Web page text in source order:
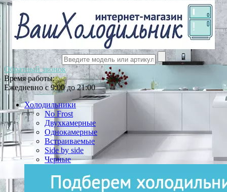
Обратный звонок
Время работы:
Ежедневно с 9:00 до 21:00
Холодильники
No Frost
Двухкамерные
Однокамерные
Встраиваемые
Side by side
Черные